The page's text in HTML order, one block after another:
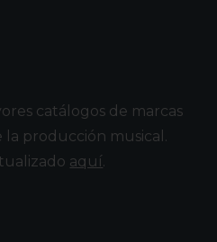
catálogos de marcas
la producción musical.
aquí.